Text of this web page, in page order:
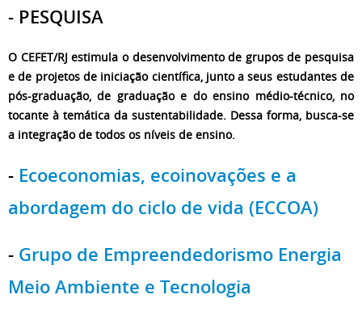
- PESQUISA
O CEFET/RJ estimula o desenvolvimento de grupos de pesquisa
e de projetos de iniciação científica, junto a seus estudantes de
pós-graduação, de graduação e do ensino médio-técnico, no
tocante à temática da sustentabilidade. Dessa forma, busca-se
a integração de todos os níveis de ensino.
- Ecoeconomias, ecoinovações e a
abordagem do ciclo de vida (ECCOA)
- Grupo de Empreendedorismo Energia
Meio Ambiente e Tecnologia